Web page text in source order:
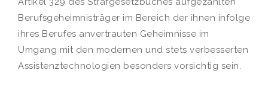
Berufsgeheimnisträger im Bereich der ihnen infolge
ihres Berufes anvertrauten Geheimnisse im
Umgang mit den modernen und stets verbesserten
Assistenztechnologien besonders vorsichtig sein.